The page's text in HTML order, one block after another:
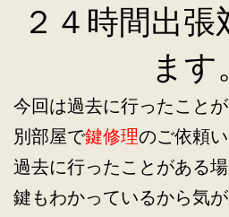
２４時間出
ます
今回は過去に行ったこと
別部屋で鍵修理のご依頼
過去に行ったことがある
鍵もわかっているから気が